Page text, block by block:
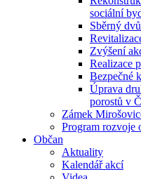
sociální
Sběrný
Zvýšení
Realizace
Bezpečné
Úprava
porostů v
Zámek
Program rozvoje
Občan
Aktuality
Kalendář akcí